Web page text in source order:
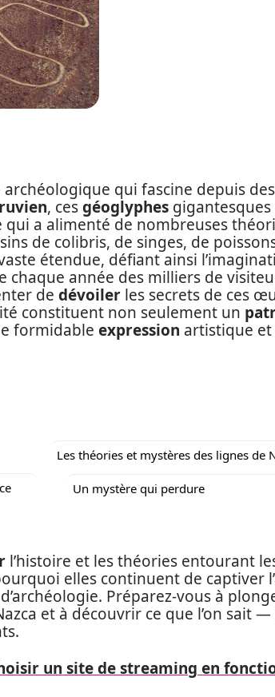
qui fascine depuis des
, cesgéoglyphes
a alimenté de nombreuses
de colibris, de singes, de
étendue, défiant ainsi
année des milliers de
de dévoiler les secrets de ces
constituent non seulement un
formidable expression artistique
Les théories et mystères des lignes de
Un mystère qui perdure
l’histoire et les théories entourant
elles continuent de captiver
Préparez-vous à
et à découvrir ce que l’on sait
un site de streaming en